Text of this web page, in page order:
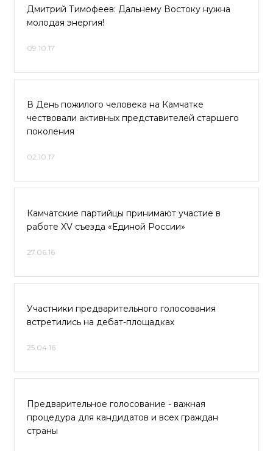
Дмитрий Тимофеев: Дальнему Востоку нужна
молодая энергия!
09.10.17
В День пожилого человека на Камчатке
чествовали активных представителей старшего
поколения
02.10.17
Камчатские партийцы принимают участие в
работе XV съезда «Единой России»
27.06.16
Участники предварительного голосования
встретились на дебат-площадках
25.04.16
Предварительное голосование - важная
процедура для кандидатов и всех граждан
страны